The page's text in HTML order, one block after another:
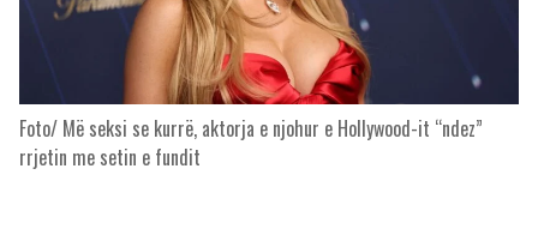
Foto/ Më seksi se kurrë, aktorja e njohur e Hollywood-it “ndez”
rrjetin me setin e fundit